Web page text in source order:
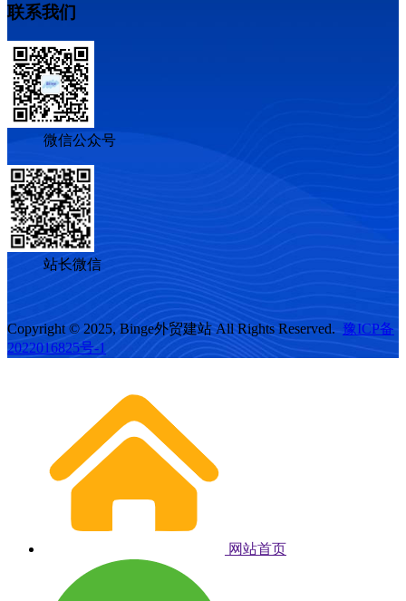
联系我们
微信公众号
站长微信
Copyright © 2025, Binge外贸建站 All Rights Reserved. 豫ICP备
2022016825号-1
网站首页